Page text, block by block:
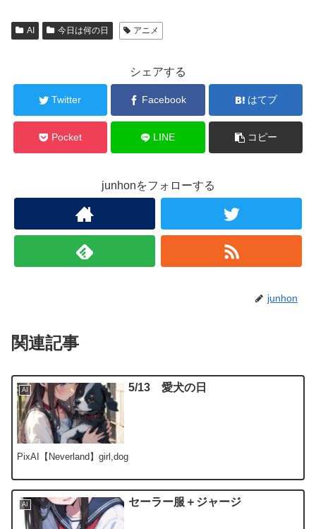
AI 今日は何の日 アニメ
シェアする
Twitter Facebook はてブ
Pocket LINE コピー
junhonをフォローする
junhon
関連記事
AI 5/13 愛犬の日
PixAI【Neverland】girl,dog
AI セーラー服＋ジャージ